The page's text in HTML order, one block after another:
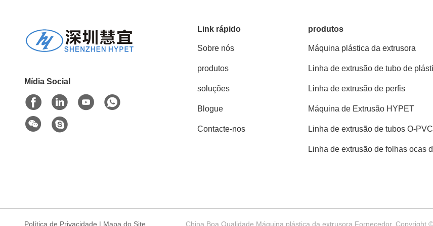
Mídia Social
Link rápido
Sobre nós
produtos
soluções
Blogue
Contacte-nos
produtos
Máquina plástica da extrusora
Linha de extrusão de tubo de
Linha de extrusão de perfis
Máquina de Extrusão HYPET
Linha de extrusão de tubos O-PVC
Linha de extrusão de folhas ocas
Política de Privacidade | Mapa do Site China Boa Qualidade Máquina plástica da extrusora Fornecedor.